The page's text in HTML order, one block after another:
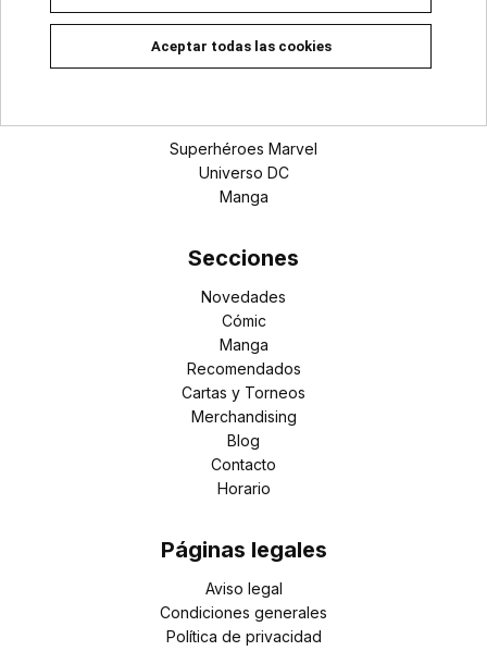
Superhéroes Marvel
Universo DC
Manga
Secciones
Novedades
Cómic
Manga
Recomendados
Cartas y Torneos
Merchandising
Blog
Contacto
Horario
Páginas legales
Aviso legal
Condiciones generales
Política de privacidad
Aceptar todas las cookies